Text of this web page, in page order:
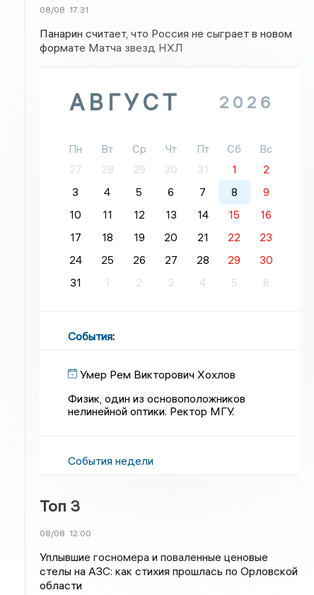
08/08 17:31
Панарин считает, что Россия не сыграет в новом
формате Матча звезд НХЛ
АВГУСТ 2026
Пн Вт Ср Чт Пт Сб
Вс
27
28 29 30 31 1
2
3
4 5 6 7 8
9
10
11 12 13 14 15
16
17
18 19 20 21 22
23
24
25 26 27 28 29
30
31
1 2 3 4 5 6
События:
Умер Рем Викторович Хохлов
Физик, один из основоположников
нелинейной оптики. Ректор МГУ.
События недели
Топ 3
08/08 12:00
Уплывшие госномера и поваленные ценовые
стелы на АЗС: как стихия прошлась по Орловской
области